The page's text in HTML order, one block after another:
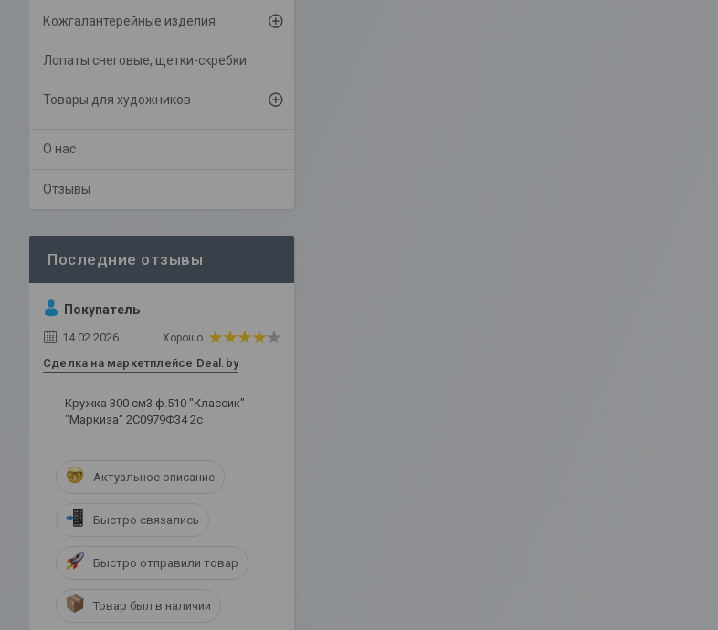
Кожгалантерейные изделия
Лопаты снеговые, щетки-скребки
Товары для художников
О нас
Отзывы
Покупатель
14.02.2026 Хорошо
Сделка на маркетплейсе Deal.by
Кружка 300 см3 ф.510 "Классик"
"Маркиза" 2С0979Ф34 2с
Актуальное описание
Быстро связались
Быстро отправили товар
Товар был в наличии